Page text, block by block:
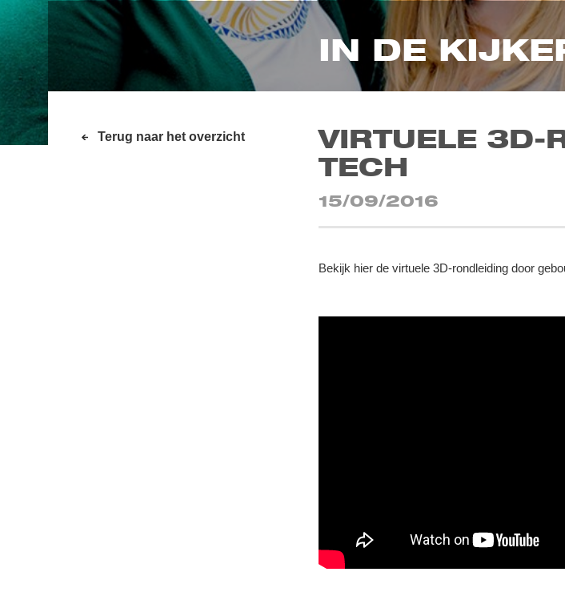
IN DE
Terug naar het overzicht
VIRTUELE 3D-
TECH
15/09/2016
Bekijk hier de virtuele 3D-rondleiding door